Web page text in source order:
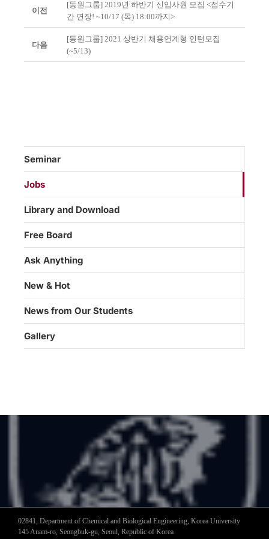
이전
[동원그룹] 2019년 하반기 신입사원 모집 <접수기
간 연장! ~10/17 (목) 18:00까지>
다음
[동원그룹] 2021 상반기 채용연계형 인턴모집
(~5/13)
Seminar
Jobs
Library and Download
Free Board
Ask Anything
New & Hot
News from Our Students
Gallery
02841, Department of Chemical and Biological Engineering, Korea University
145 Anam-ro, Seongbuk-gu, Seoul, Republic of Korea